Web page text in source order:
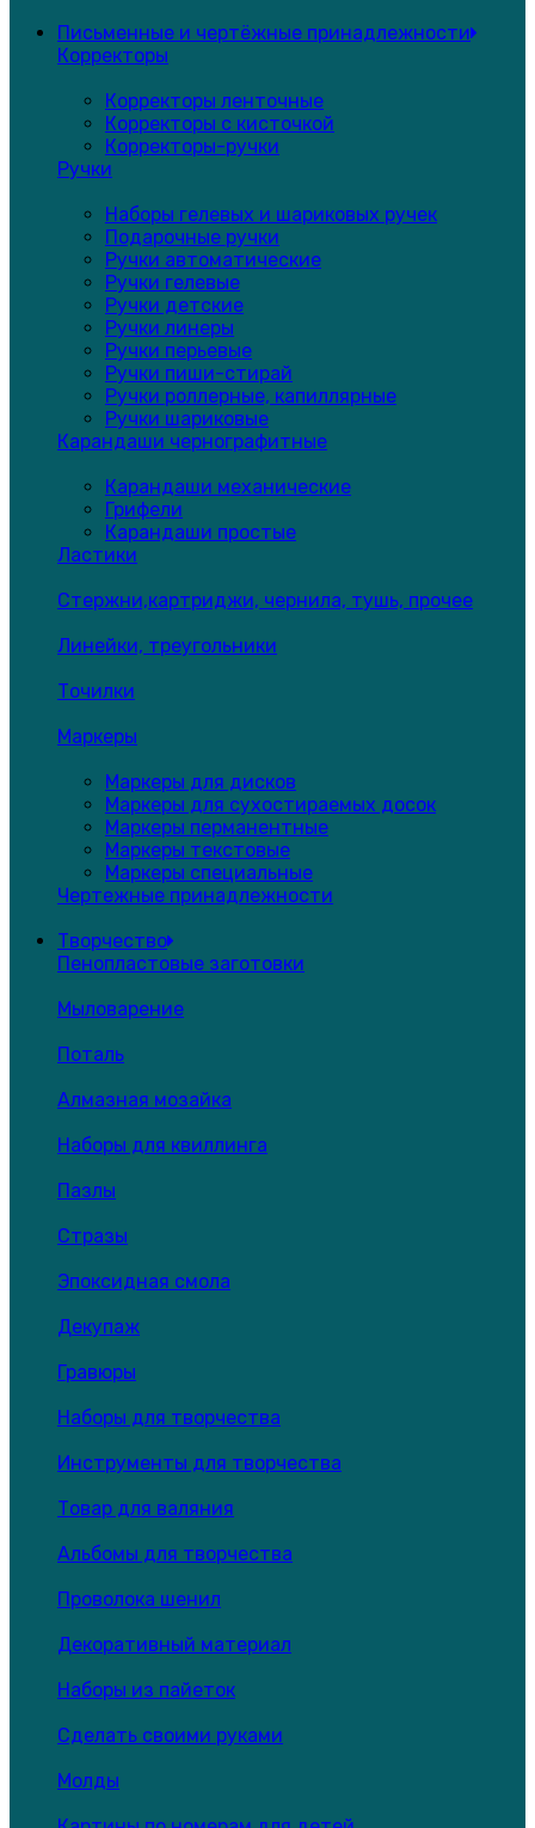
Письменные и чертёжные принадлежности
Корректоры
Корректоры ленточные
Корректоры с кисточкой
Корректоры-ручки
Ручки
Наборы гелевых и шариковых ручек
Подарочные ручки
Ручки автоматические
Ручки гелевые
Ручки детские
Ручки линеры
Ручки перьевые
Ручки пиши-стирай
Ручки роллерные, капиллярные
Ручки шариковые
Карандаши чернографитные
Карандаши механические
Грифели
Карандаши простые
Ластики
Стержни,картриджи, чернила, тушь, прочее
Линейки, треугольники
Точилки
Маркеры
Маркеры для дисков
Маркеры для сухостираемых досок
Маркеры перманентные
Маркеры текстовые
Маркеры специальные
Чертежные принадлежности
Творчество
Пенопластовые заготовки
Мыловарение
Поталь
Алмазная мозайка
Наборы для квиллинга
Пазлы
Стразы
Эпоксидная смола
Декупаж
Гравюры
Наборы для творчества
Инструменты для творчества
Товар для валяния
Альбомы для творчества
Проволока шенил
Декоративный материал
Наборы из пайеток
Сделать своими руками
Молды